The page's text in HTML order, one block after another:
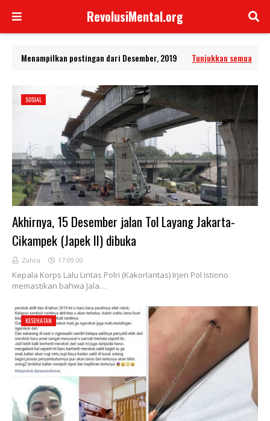
RevolusiMental.org
Menampilkan postingan dari Desember, 2019 Tunjukkan semua
SOSIAL
Akhirnya, 15 Desember jalan Tol Layang Jakarta-
Cikampek (Japek II) dibuka
Zahra 17.09.00
Kepala Korps Lalu Lintas Polri (Kakorlantas) Irjen Pol Istiono
memastikan bahwa Jala…
KESEHATAN